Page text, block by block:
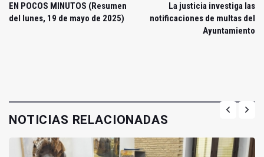
EN POCOS MINUTOS (Resumen
del lunes, 19 de mayo de 2025)
La justicia investiga las
notificaciones de multas del
Ayuntamiento
NOTICIAS RELACIONADAS